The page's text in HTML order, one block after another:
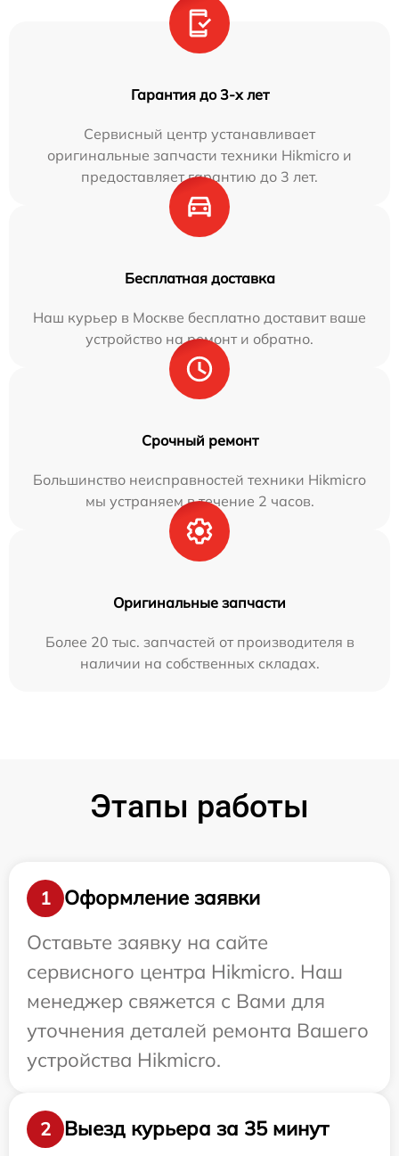
Гарантия до 3-х лет
Сервисный центр устанавливает
оригинальные запчасти техники Hikmicro и
предоставляет гарантию до 3 лет.
Бесплатная доставка
Наш курьер в Москве бесплатно доставит ваше
устройство на ремонт и обратно.
Срочный ремонт
Большинство неисправностей техники Hikmicro
мы устраняем в течение 2 часов.
Оригинальные запчасти
Более 20 тыс. запчастей от производителя в
наличии на собственных складах.
Этапы работы
1
Оформление заявки
Оставьте заявку на сайте
сервисного центра Hikmicro. Наш
менеджер свяжется с Вами для
уточнения деталей ремонта Вашего
устройства Hikmicro.
2 Выезд курьера за 35 минут